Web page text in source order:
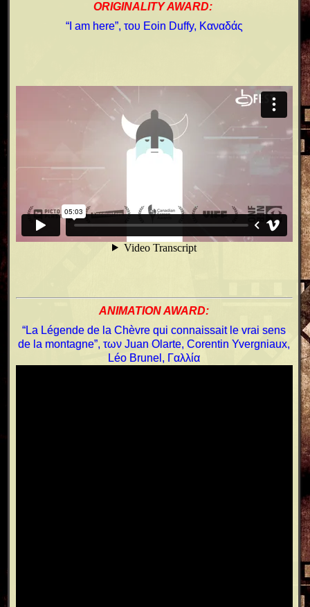
ORIGINALITY AWARD:
“I am here”, του Eoin Duffy, Καναδάς
ΑNIMATION AWARD:
“La Légende de la Chèvre qui connaissait le vrai sens
de la montagne”, των Juan Olarte, Corentin Yvergniaux,
Léo Brunel, Γαλλία